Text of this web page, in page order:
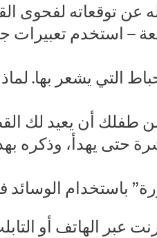
عن توقعاته لفحوى
– استخدم
التي يشعر بها.
طفلك أن يعيد لك
حتى يهدأ، وذكره
باستخدام الوسائد
عبر الهاتف أو